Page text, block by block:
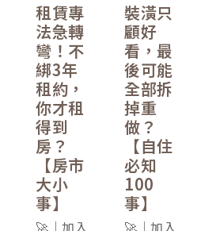
租賃專
法急轉
彎！不
綁3年
租約，
你才租
得到
房？
【房市
大小
事】
🚀｜加入
裝潢只
顧好
看，最
後可能
全部拆
掉重
做？
【自住
必知
100
事】
🚀｜加入